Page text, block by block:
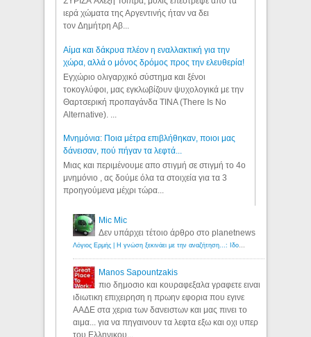
ιερά χώματα της Αργεντινής ήταν να δει
τον Δημήτρη Αβ...
Αίμα και δάκρυα πλέον η εναλλακτική για την
χώρα, αλλά ο μόνος δρόμος προς την ελευθερία!
Εγχώριο ολιγαρχικό σύστημα και ξένοι
τοκογλύφοι, μας εγκλωβίζουν ψυχολογικά με την
Θαρτσερική προπαγάνδα TINA (There Is No
Alternative). ...
Μνημόνια: Ποια μέτρα επιβλήθηκαν, ποιοι μας
δάνεισαν, πού πήγαν τα λεφτά...
Μιας και περιμένουμε απο στιγμή σε στιγμή το 4ο
μνημόνιο , ας δούμε όλα τα στοιχεία για τα 3
προηγούμενα μέχρι τώρα...
Mic Mic
Δεν υπάρχει τέτοιο άρθρο στο planetnews
Λόγιος Ερμής | Η γνώση ξεκινάει με την αναζήτηση...: Ιδού οι 18 που χρωστούν 11 δις ευρώ!
Manos Sapountzakis
πιο δημοσιο και κουραφεξαλα γραφετε ειναι
ιδιωτικη επιχειρηση η πρωην εφορια που εγινε
ΑΑΔΕ στα χερια των δανειστων και μας πινει το
αιμα... για να πηγαινουν τα λεφτα εξω και οχι υπερ
του Ελληνικου...